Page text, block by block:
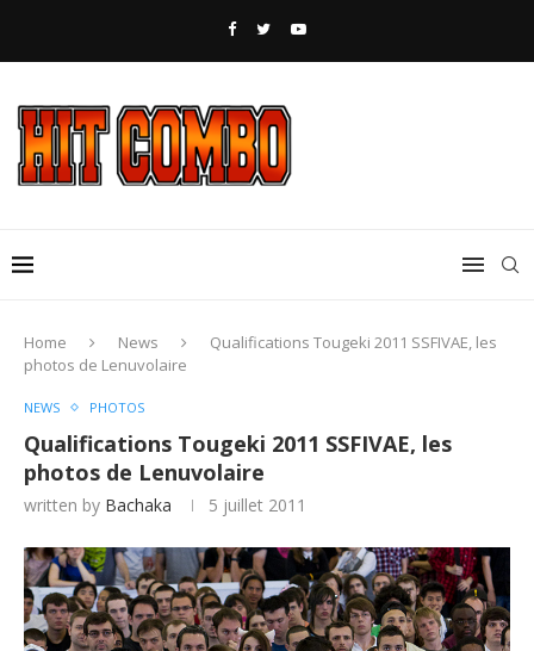
Home News
Qualifications Tougeki 2011 SSFIVAE, les
photos de Lenuvolaire
NEWS PHOTOS
Qualifications Tougeki 2011 SSFIVAE, les
photos de Lenuvolaire
written by Bachaka 5 juillet 2011